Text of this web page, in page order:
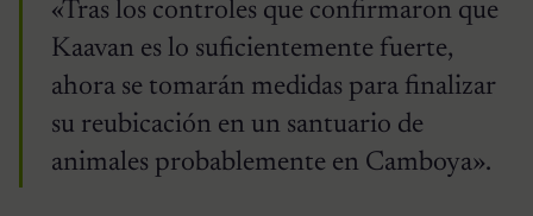
«Tras los controles que confirmaron que
Kaavan es lo suficientemente fuerte,
ahora se tomarán medidas para finalizar
su reubicación en un santuario de
animales probablemente en Camboya».